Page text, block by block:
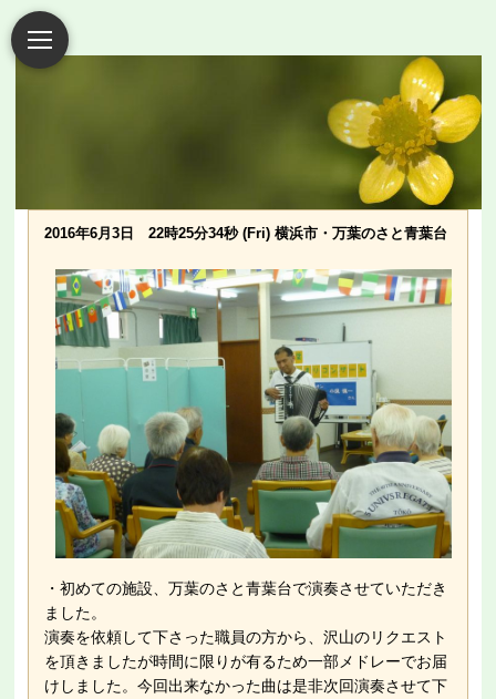
2016年6月3日 22時25分34秒 (Fri) 横浜市・万葉のさと青葉台
・初めての施設、万葉のさと青葉台で演奏させていただき
ました。
演奏を依頼して下さった職員の方から、沢山のリクエスト
を頂きましたが時間に限りが有るため一部メドレーでお届
けしました。今回出来なかった曲は是非次回演奏させて下